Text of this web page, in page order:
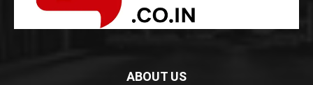
ABOUT US